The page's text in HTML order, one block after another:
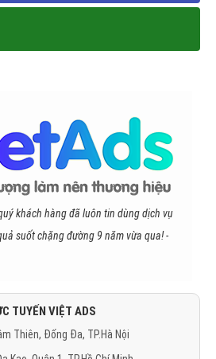
khách hàng đã luôn tin dùng dịch vụ
suốt chặng đường 9 năm vừa qua! -
TUYẾN VIỆT ADS
Thiên, Đống Đa, TP.Hà Nội